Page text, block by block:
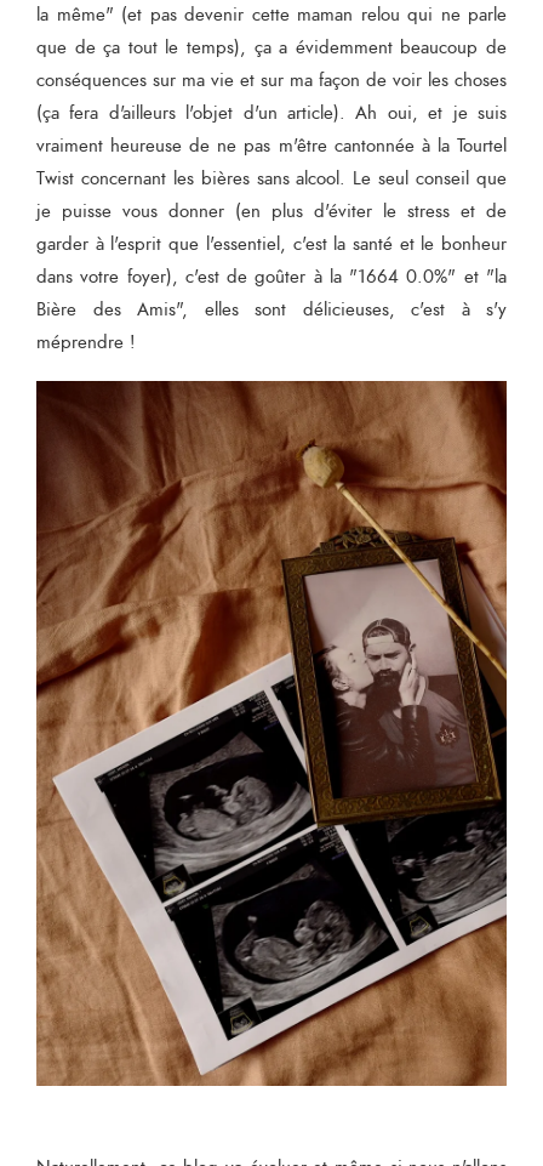
la même" (et pas devenir cette maman relou qui ne parle
que de ça tout le temps), ça a évidemment beaucoup de
conséquences sur ma vie et sur ma façon de voir les choses
(ça fera d'ailleurs l'objet d'un article). Ah oui, et je suis
vraiment heureuse de ne pas m'être cantonnée à la Tourtel
Twist concernant les bières sans alcool. Le seul conseil que
je puisse vous donner (en plus d'éviter le stress et de
garder à l'esprit que l'essentiel, c'est la santé et le bonheur
dans votre foyer), c'est de goûter à la "1664 0.0%" et "la
Bière des Amis", elles sont délicieuses, c'est à s'y
méprendre !